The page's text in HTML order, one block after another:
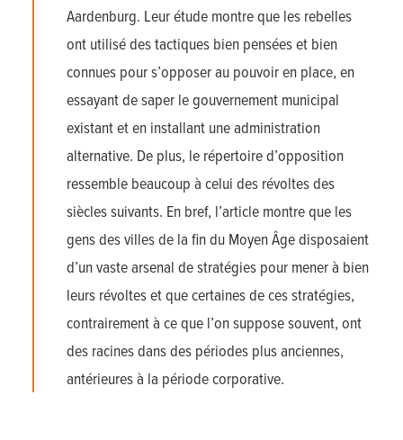
Aardenburg. Leur étude montre que les rebelles
ont utilisé des tactiques bien pensées et bien
connues pour s’opposer au pouvoir en place, en
essayant de saper le gouvernement municipal
existant et en installant une administration
alternative. De plus, le répertoire d’opposition
ressemble beaucoup à celui des révoltes des
siècles suivants. En bref, l’article montre que les
gens des villes de la fin du Moyen Âge disposaient
d’un vaste arsenal de stratégies pour mener à bien
leurs révoltes et que certaines de ces stratégies,
contrairement à ce que l’on suppose souvent, ont
des racines dans des périodes plus anciennes,
antérieures à la période corporative.